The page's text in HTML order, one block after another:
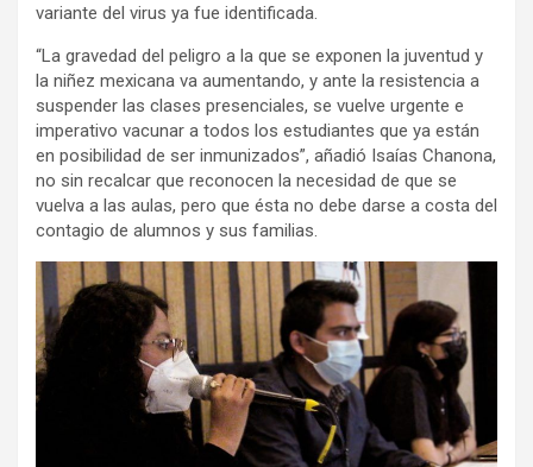
variante del virus ya fue identificada.
“La gravedad del peligro a la que se exponen la juventud y
la niñez mexicana va aumentando, y ante la resistencia a
suspender las clases presenciales, se vuelve urgente e
imperativo vacunar a todos los estudiantes que ya están
en posibilidad de ser inmunizados”, añadió Isaías Chanona,
no sin recalcar que reconocen la necesidad de que se
vuelva a las aulas, pero que ésta no debe darse a costa del
contagio de alumnos y sus familias.